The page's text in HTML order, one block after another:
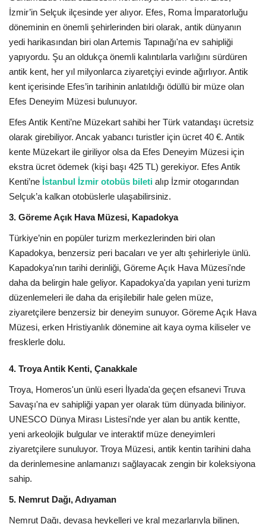
İzmir’in Selçuk ilçesinde yer alıyor. Efes, Roma İmparatorluğu
döneminin en önemli şehirlerinden biri olarak, antik dünyanın
yedi harikasından biri olan Artemis Tapınağı'na ev sahipliği
yapıyordu. Şu an oldukça önemli kalıntılarla varlığını sürdüren
antik kent, her yıl milyonlarca ziyaretçiyi evinde ağırlıyor. Antik
kent içerisinde Efes’in tarihinin anlatıldığı ödüllü bir müze olan
Efes Deneyim Müzesi bulunuyor.
Efes Antik Kenti’ne Müzekart sahibi her Türk vatandaşı ücretsiz
olarak girebiliyor. Ancak yabancı turistler için ücret 40 €. Antik
kente Müzekart ile giriliyor olsa da Efes Deneyim Müzesi için
ekstra ücret ödemek (kişi başı 425 TL) gerekiyor. Efes Antik
Kenti’ne İstanbul İzmir otobüs bileti alıp İzmir otogarından
Selçuk’a kalkan otobüslerle ulaşabilirsiniz.
3. Göreme Açık Hava Müzesi, Kapadokya
Türkiye’nin en popüler turizm merkezlerinden biri olan
Kapadokya, benzersiz peri bacaları ve yer altı şehirleriyle ünlü.
Kapadokya'nın tarihi derinliği, Göreme Açık Hava Müzesi'nde
daha da belirgin hale geliyor. Kapadokya'da yapılan yeni turizm
düzenlemeleri ile daha da erişilebilir hale gelen müze,
ziyaretçilere benzersiz bir deneyim sunuyor. Göreme Açık Hava
Müzesi, erken Hristiyanlık dönemine ait kaya oyma kiliseler ve
fresklerle dolu.
4. Troya Antik Kenti, Çanakkale
Troya, Homeros'un ünlü eseri İlyada'da geçen efsanevi Truva
Savaşı'na ev sahipliği yapan yer olarak tüm dünyada biliniyor.
UNESCO Dünya Mirası Listesi'nde yer alan bu antik kentte,
yeni arkeolojik bulgular ve interaktif müze deneyimleri
ziyaretçilere sunuluyor. Troya Müzesi, antik kentin tarihini daha
da derinlemesine anlamanızı sağlayacak zengin bir koleksiyona
sahip.
5. Nemrut Dağı, Adıyaman
Nemrut Dağı, devasa heykelleri ve kral mezarlarıyla bilinen,